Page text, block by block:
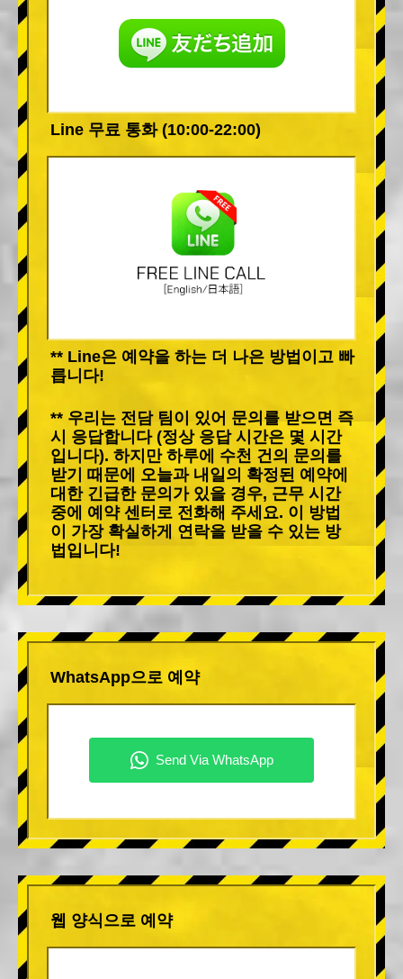
Line 무료 통화 (10:00-22:00)
** Line은 예약을 하는 더 나은 방법이고 빠
릅니다!
** 우리는 전담 팀이 있어 문의를 받으면 즉
시 응답합니다 (정상 응답 시간은 몇 시간
입니다). 하지만 하루에 수천 건의 문의를
받기 때문에 오늘과 내일의 확정된 예약에
대한 긴급한 문의가 있을 경우, 근무 시간
중에 예약 센터로 전화해 주세요. 이 방법
이 가장 확실하게 연락을 받을 수 있는 방
법입니다!
WhatsApp으로 예약
웹 양식으로 예약